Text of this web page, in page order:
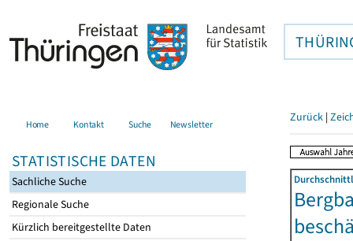
Home Kontakt Suche Newsletter
STATISTISCHE DATEN
Sachliche Suche
Regionale Suche
Kürzlich bereitgestellte Daten
Zurück |